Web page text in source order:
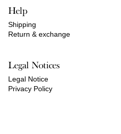
Help
Shipping
Return & exchange
Legal Notices
Legal Notice
Privacy Policy